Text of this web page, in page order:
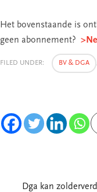
Het bovenstaande is
geen abonnement?
FILED UNDER: BV & DGA
Dga kan